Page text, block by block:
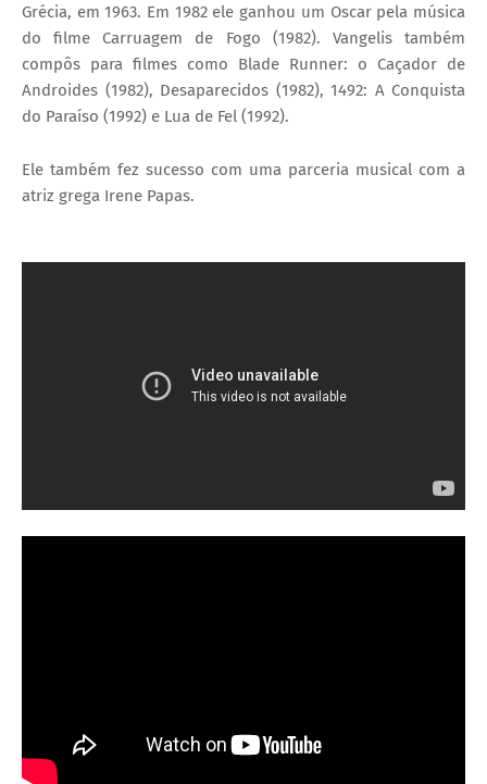
Grécia, em 1963. Em 1982 ele ganhou um Oscar pela música
do filme Carruagem de Fogo (1982). Vangelis também
compôs para filmes como Blade Runner: o Caçador de
Androides (1982), Desaparecidos (1982), 1492: A Conquista
do Paraíso (1992) e Lua de Fel (1992).
Ele também fez sucesso com uma parceria musical com a
atriz grega Irene Papas.